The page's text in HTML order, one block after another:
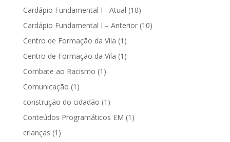
Cardápio Fundamental I - Atual (10)
Cardápio Fundamental I – Anterior (10)
Centro de Formação da Vila (1)
Centro de Formação da Vila (1)
Combate ao Racismo (1)
Comunicação (1)
construção do cidadão (1)
Conteúdos Programáticos EM (1)
crianças (1)